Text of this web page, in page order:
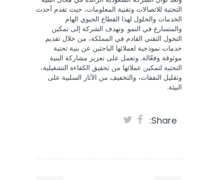
التحتية للاتصالات وتقنية المعلومات، حيث تقدم أحدث
الخدمات والحلول لهذا القطاع الحيوي الهام
والمتسارع في النمو. وتهدف الشركة إلى تمكين
التحول التقني القادم في المملكة، من خلال تقديم
خدمات نموذجية لعملائها الباحثين عن بنية تحتية
موثوقة وفعّالة. وتعمل على تعزيز مشاركة البنية
التحتية لتمكين عملائها من تحقيق الكفاءة التشغيلية،
وتقليل النفقات، والتخفيف من الآثار السلبية على
البيئة.
Share: